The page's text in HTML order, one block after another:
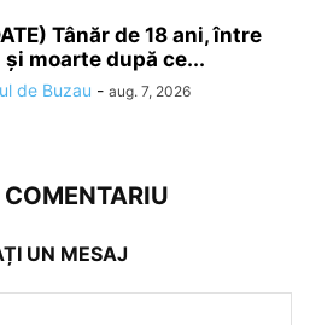
Tânăr de 18 ani, între
moarte după ce...
de Buzau - aug. 7, 2026
UN MESAJ